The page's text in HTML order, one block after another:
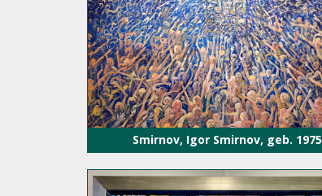
Smirnov, Igor Smirnov, geb. 1975